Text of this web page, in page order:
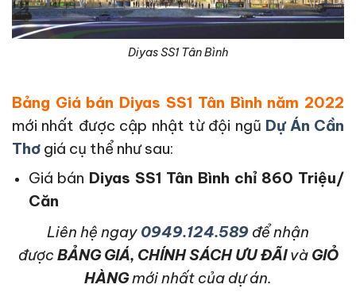
Diyas SS1 Tân Bình
Bảng Giá bán Diyas SS1 Tân Bình năm 2022
mới nhất được cập nhật từ đội ngũ Dự Án Cần
Thơ giá cụ thể như sau:
Giá bán Diyas SS1 Tân Bình chỉ 860 Triệu/
Căn
Liên hệ ngay 0949.124.589 để nhận
được BẢNG GIÁ, CHÍNH SÁCH ƯU ĐÃIvàGIỎ
HÀNGmới nhất của dự án.